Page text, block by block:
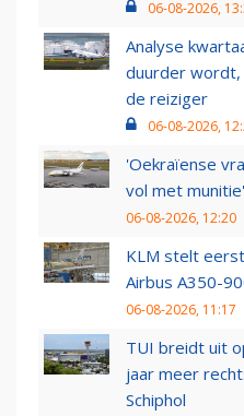
06-08-2026,
Analyse
duurder
de reiziger
06-08-2026,
'Oekraïense
vol met munitie'
06-08-2026, 12:20
KLM stelt
Airbus A350-
06-08-2026, 11:17
TUI breidt uit
jaar meer
Schiphol